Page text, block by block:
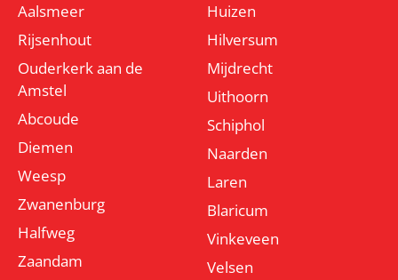
Aalsmeer
Rijsenhout
Ouderkerk aan de
Amstel
Abcoude
Diemen
Weesp
Zwanenburg
Halfweg
Zaandam
Huizen
Hilversum
Mijdrecht
Uithoorn
Schiphol
Naarden
Laren
Blaricum
Vinkeveen
Velsen